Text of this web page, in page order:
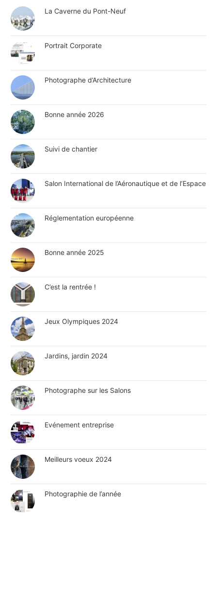
La Caverne du Pont-Neuf
Portrait Corporate
Photographe d’Architecture
Bonne année 2026
Suivi de chantier
Salon International de l’Aéronautique et de l’Espace
Réglementation européenne
Bonne année 2025
C’est la rentrée !
Jeux Olympiques 2024
Jardins, jardin 2024
Photographe sur les Salons
Evénement entreprise
Meilleurs voeux 2024
Photographie de l’année